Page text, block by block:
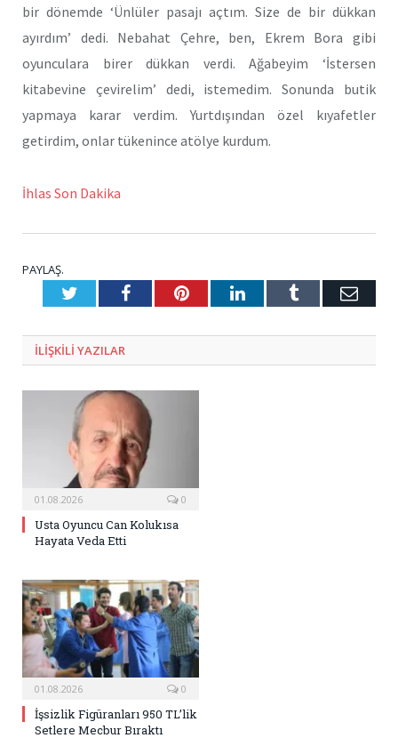
bir dönemde ‘Ünlüler pasajı açtım. Size de bir dükkan
ayırdım’ dedi. Nebahat Çehre, ben, Ekrem Bora gibi
oyunculara birer dükkan verdi. Ağabeyim ‘İstersen
kitabevine çevirelim’ dedi, istemedim. Sonunda butik
yapmaya karar verdim. Yurtdışından özel kıyafetler
getirdim, onlar tükenince atölye kurdum.
İhlas Son Dakika
PAYLAŞ.
TwitterFacebookPinterestLinkedInTumblr E-
ILIŞKILI YAZILAR
01.08.2026 0
Usta Oyuncu Can Kolukısa
Hayata Veda Etti
01.08.2026 0
İşsizlik Figüranları 950 TL’lik
Setlere Mecbur Bıraktı